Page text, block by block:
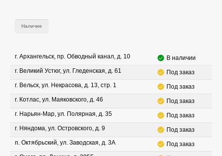
Наличие
г. Архангельск, пр. Обводный канал, д. 10
В наличии
г. Великий Устюг, ул. Гледенская, д. 61
Под заказ
г. Вельск, ул. Некрасова, д. 13, стр. 1
Под заказ
г. Котлас, ул. Маяковского, д. 46
Под заказ
г. Нарьян-Мар, ул. Полярная, д. 35
Под заказ
г. Няндома, ул. Островского, д. 9
Под заказ
п. Октябрьский, ул. Заводская, д. 3А
Под заказ